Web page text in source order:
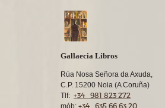
Gallaecia Libros
Rúa Nosa Señora da Axuda,
C.P. 15200 Noia (A Coruña)
Tlf: +34 981 823 272
mób: +34 635 66 63 20